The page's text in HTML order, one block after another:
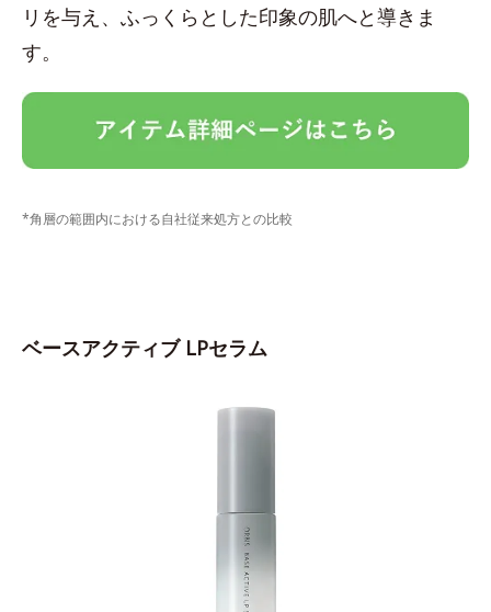
リを与え、ふっくらとした印象の肌へと導きま
す。
*角層の範囲内における自社従来処方との比較
ベースアクティブ LPセラム